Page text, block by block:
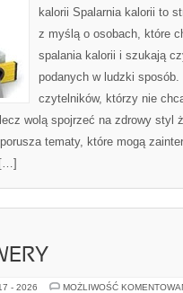
kalorii Spalarnia kalorii to
z myślą o osobach, które
spalania kalorii i szukają
podanych w ludzki sposób.
czytelników, którzy nie
wolą spojrzeć na zdrowy styl
tematy, które mogą
- 2026 MOŻLIWOŚĆ